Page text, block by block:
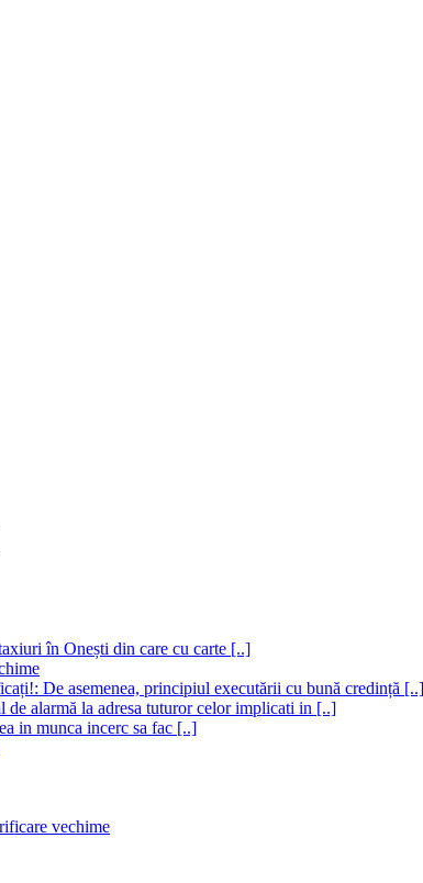
în Onești din care cu carte [..]
De asemenea, principiul executării cu bună credință [..]
de alarmă la adresa tuturor celor implicati in [..]
in munca incerc sa fac [..]
vechime